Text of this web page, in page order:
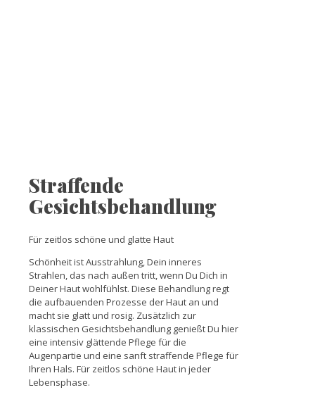
Straffende
Gesichtsbehandlung
Für zeitlos schöne und glatte Haut
Schönheit ist Ausstrahlung, Dein inneres
Strahlen, das nach außen tritt, wenn Du Dich in
Deiner Haut wohlfühlst. Diese Behandlung regt
die aufbauenden Prozesse der Haut an und
macht sie glatt und rosig. Zusätzlich zur
klassischen Gesichtsbehandlung genießt Du hier
eine intensiv glättende Pflege für die
Augenpartie und eine sanft straffende Pflege für
Ihren Hals. Für zeitlos schöne Haut in jeder
Lebensphase.